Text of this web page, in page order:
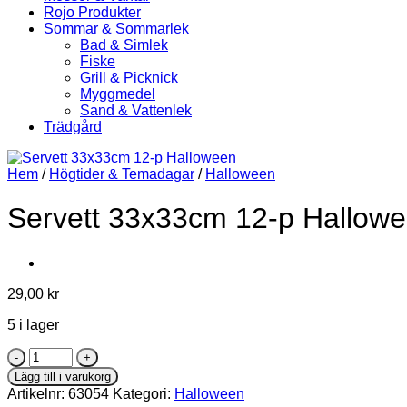
Rojo Produkter
Sommar & Sommarlek
Bad & Simlek
Fiske
Grill & Picknick
Myggmedel
Sand & Vattenlek
Trädgård
Hem / Högtider & Temadagar / Halloween
Servett 33x33cm 12-p
29,00 kr
5 i lager
Servett
33x33cm
12-
p
Lägg till i varukorg
Artikelnr: 63054 Kategori: Halloween